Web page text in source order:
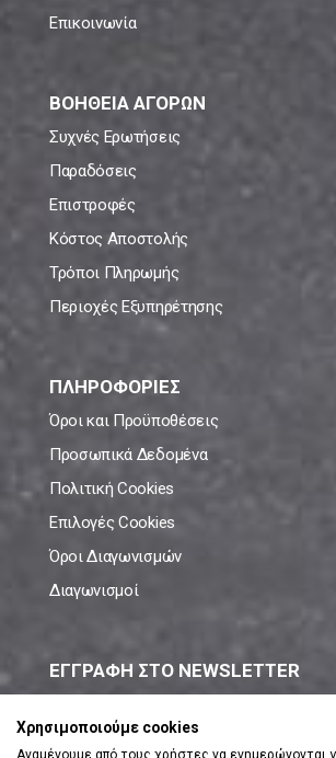
Επικοινωνία
ΒΟΗΘΕΙΑ ΑΓΟΡΩΝ
Συχνές Ερωτήσεις
Παραδόσεις
Επιστροφές
Κόστος Αποστολής
Τρόποι Πληρωμής
Περιοχές Εξυπηρέτησης
ΠΛΗΡΟΦΟΡΙΕΣ
Όροι και Προϋποθέσεις
Προσωπικά Δεδομένα
Πολιτική Cookies
Επιλογές Cookies
Όροι Διαγωνισμών
Διαγωνισμοί
ΕΓΓΡΑΦΗ ΣΤΟ NEWSLETTER
Χρησιμοποιούμε cookies
Αναμένουμε από τους χρήστες να ενημερώνονται